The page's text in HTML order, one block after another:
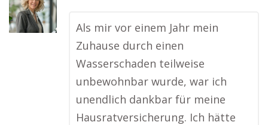
Als mir vor einem Jahr mein
Zuhause durch einen
Wasserschaden teilweise
unbewohnbar wurde, war ich
unendlich dankbar für meine
Hausratversicherung. Ich hätte